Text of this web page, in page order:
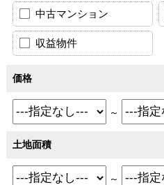
中古マンション
収益物件
価格
～
土地面積
～